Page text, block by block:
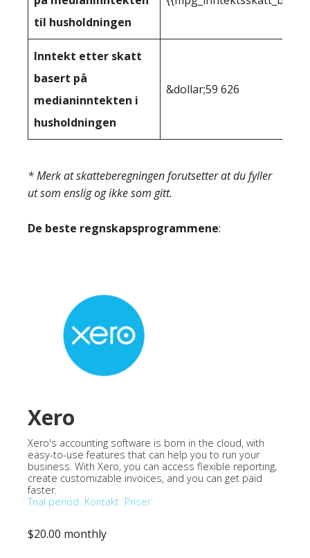
til husholdningen
Inntekt etter skatt
basert på
medianinntekten i
husholdningen
&dollar;59 626
* Merk at skatteberegningen forutsetter at du fyller
ut som enslig og ikke som gitt.
De beste regnskapsprogrammene:
Xero
Xero's accounting software is born in the cloud, with
easy-to-use features that can help you to run your
business. With Xero, you can access flexible reporting,
create customizable invoices, and you can get paid
faster.
Trial period Kontakt Priser
$20.00 monthly